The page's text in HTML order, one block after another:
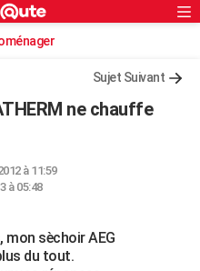
Sujet Suivant
ne chauffe
à 11:59
à 05:48
sèchoir AEG
du tout.